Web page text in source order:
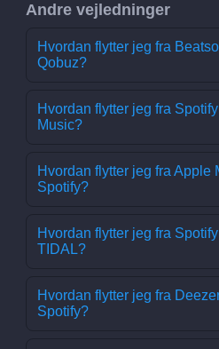
Andre vejledninger
Hvordan flytter jeg fra
Qobuz?
Hvordan flytter jeg fra
Music?
Hvordan flytter jeg fra Apple
Spotify?
Hvordan flytter jeg fra Spotify
TIDAL?
Hvordan flytter jeg fra
Spotify?